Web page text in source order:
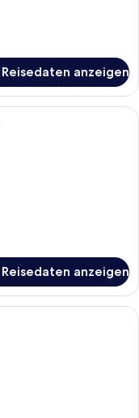
anzeigen
kostenloses WLAN,
anzeigen
kostenloses WLAN,